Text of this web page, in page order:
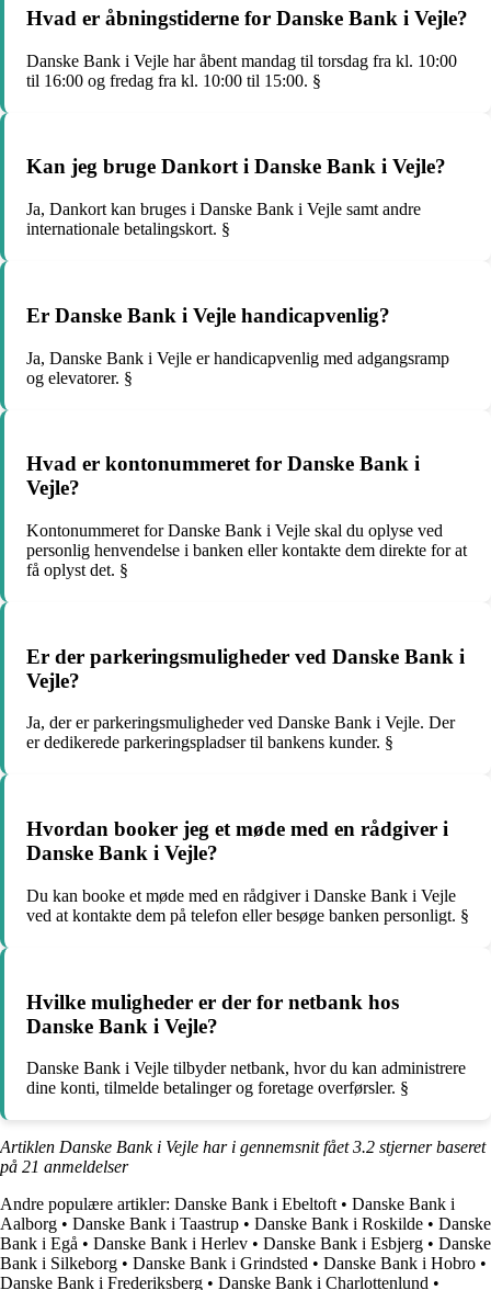
Hvad er åbningstiderne for Danske Bank i Vejle?
Danske Bank i Vejle har åbent mandag til torsdag fra kl. 10:00
til 16:00 og fredag fra kl. 10:00 til 15:00. §
Kan jeg bruge Dankort i Danske Bank i Vejle?
Ja, Dankort kan bruges i Danske Bank i Vejle samt andre
internationale betalingskort. §
Er Danske Bank i Vejle handicapvenlig?
Ja, Danske Bank i Vejle er handicapvenlig med adgangsramp
og elevatorer. §
Hvad er kontonummeret for Danske Bank i
Vejle?
Kontonummeret for Danske Bank i Vejle skal du oplyse ved
personlig henvendelse i banken eller kontakte dem direkte for at
få oplyst det. §
Er der parkeringsmuligheder ved Danske Bank i
Vejle?
Ja, der er parkeringsmuligheder ved Danske Bank i Vejle. Der
er dedikerede parkeringspladser til bankens kunder. §
Hvordan booker jeg et møde med en rådgiver i
Danske Bank i Vejle?
Du kan booke et møde med en rådgiver i Danske Bank i Vejle
ved at kontakte dem på telefon eller besøge banken personligt. §
Hvilke muligheder er der for netbank hos
Danske Bank i Vejle?
Danske Bank i Vejle tilbyder netbank, hvor du kan administrere
dine konti, tilmelde betalinger og foretage overførsler. §
Artiklen Danske Bank i Vejle har i gennemsnit fået3.2 stjerner baseret
på 21 anmeldelser
Andre populære artikler: Danske Bank i Ebeltoft • Danske Bank i
Aalborg • Danske Bank i Taastrup • Danske Bank i Roskilde • Danske
Bank i Egå • Danske Bank i Herlev • Danske Bank i Esbjerg • Danske
Bank i Silkeborg • Danske Bank i Grindsted • Danske Bank i Hobro •
Danske Bank i Frederiksberg • Danske Bank i Charlottenlund •